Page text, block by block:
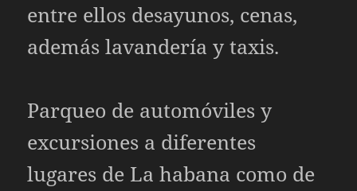
entre ellos desayunos, cenas,
además lavandería y taxis.
Parqueo de automóviles y
excursiones a diferentes
lugares de La habana como de